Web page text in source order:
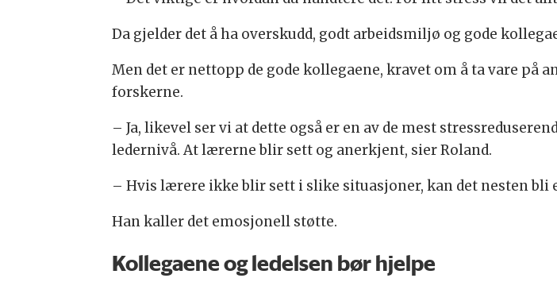
Da gjelder det å ha overskudd, godt arbeidsmiljø og gode
Men det er nettopp de gode kollegaene, kravet om å ta vare på
forskerne.
– Ja, likevel ser vi at dette også er en av de mest
ledernivå. At lærerne blir sett og anerkjent, sier Roland.
– Hvis lærere ikke blir sett i slike situasjoner, kan det nesten bli
Han kaller det emosjonell støtte.
Kollegaene og ledelsen bør hjelpe